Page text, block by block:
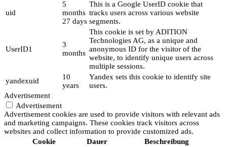
uid
5
months
27 days
This is a Google UserID cookie that
tracks users across various website
segments.
UserID1
3
months
This cookie is set by ADITION
Technologies AG, as a unique and
anonymous ID for the visitor of the
website, to identify unique users across
multiple sessions.
yandexuid
10
years
Yandex sets this cookie to identify site
users.
Advertisement
Advertisement
Advertisement cookies are used to provide visitors with relevant ads
and marketing campaigns. These cookies track visitors across
websites and collect information to provide customized ads.
Cookie
Dauer Beschreibung